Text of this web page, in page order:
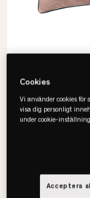
• Ekologisk
• Trådtäthet
Cookies
Vi använder cookies för
visa dig personligt
under cookie-
Acceptera